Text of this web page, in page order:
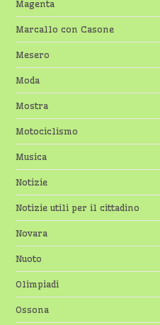
Magenta
Marcallo con Casone
Mesero
Moda
Mostra
Motociclismo
Musica
Notizie
Notizie utili per il cittadino
Novara
Nuoto
Olimpiadi
Ossona